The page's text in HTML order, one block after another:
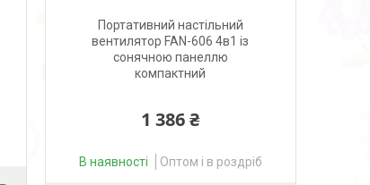
Портативний настільний
вентилятор FAN-606 4в1 із
сонячною панеллю
компактний
1 386 ₴
В наявності Оптом і в роздріб